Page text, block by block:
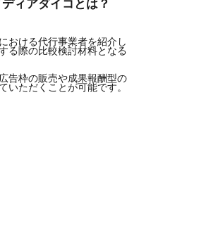
ィアダイコとは？
おける代行事業者を紹介し
る際の比較検討材料となる
告枠の販売や成果報酬型の
いただくことが可能です。